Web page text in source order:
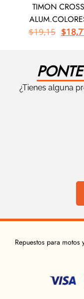
TIMON CROSS
$19,15 $
¿Tienes alguna
Repuestos para